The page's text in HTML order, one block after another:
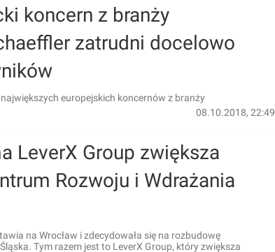
koncern z branży
zatrudni docelowo
europejskich koncernów z branży
08.10.2018, 22:49
LeverX Group zwiększa
Rozwoju i Wdrażania
na Wrocław i zdecydowała się na rozbudowę
Tym razem jest to LeverX Group, który zwiększa